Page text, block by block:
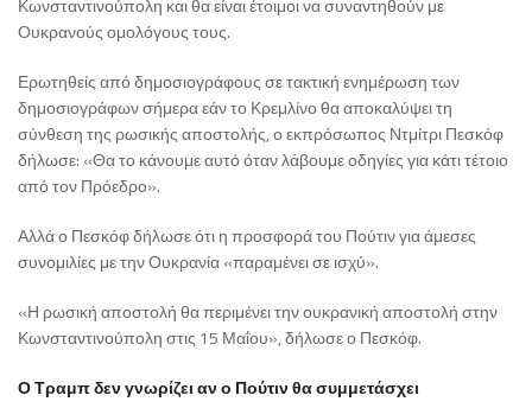
Κωνσταντινούπολη και θα είναι έτοιμοι να συναντηθούν με
Ουκρανούς ομολόγους τους.
Ερωτηθείς από δημοσιογράφους σε τακτική ενημέρωση των
δημοσιογράφων σήμερα εάν το Κρεμλίνο θα αποκαλύψει τη
σύνθεση της ρωσικής αποστολής, ο εκπρόσωπος Ντμίτρι Πεσκόφ
δήλωσε: «Θα το κάνουμε αυτό όταν λάβουμε οδηγίες για κάτι τέτοιο
από τον Πρόεδρο».
Αλλά ο Πεσκόφ δήλωσε ότι η προσφορά του Πούτιν για άμεσες
συνομιλίες με την Ουκρανία «παραμένει σε ισχύ».
«Η ρωσική αποστολή θα περιμένει την ουκρανική αποστολή στην
Κωνσταντινούπολη στις 15 Μαΐου», δήλωσε ο Πεσκόφ.
Ο Τραμπ δεν γνωρίζει αν ο Πούτιν θα συμμετάσχει